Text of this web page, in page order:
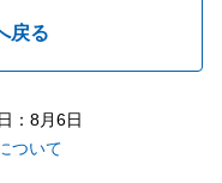
戻る
：8月6日
ついて